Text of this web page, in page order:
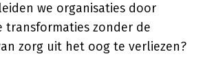
we organisaties door
transformaties zonder de
zorg uit het oog te verliezen?